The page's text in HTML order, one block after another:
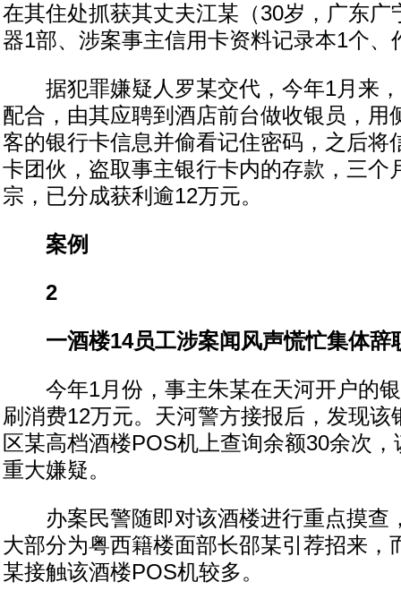
在其住处抓获其丈夫江某（30岁，广东广
器1部、涉案事主信用卡资料记录本1个、
据犯罪嫌疑人罗某交代，今年1月来，
配合，由其应聘到酒店前台做收银员，用
客的银行卡信息并偷看记住密码，之后将
卡团伙，盗取事主银行卡内的存款，三个
宗，已分成获利逾12万元。
案例
2
一酒楼14员工涉案闻风声慌忙集体辞
今年1月份，事主朱某在天河开户的银
刷消费12万元。天河警方接报后，发现该
区某高档酒楼POS机上查询余额30余次
重大嫌疑。
办案民警随即对该酒楼进行重点摸查
大部分为粤西籍楼面部长邵某引荐招来，
某接触该酒楼POS机较多。